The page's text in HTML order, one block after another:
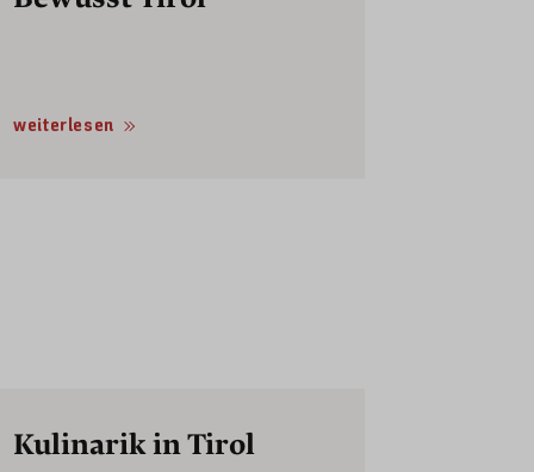
weiterlesen
Kulinarik in Tirol